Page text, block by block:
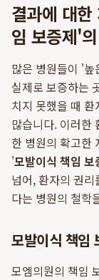
결과에 대
임 보증제'
많은 병원들이 '
실제로 보증하는
치지 못했을 때
많습니다. 이러한
한 병원의 확고한
'모발이식 책임 보
넘어, 환자의 권
다는 병원의 철학
모발이식 책임
모엠의원의 책임